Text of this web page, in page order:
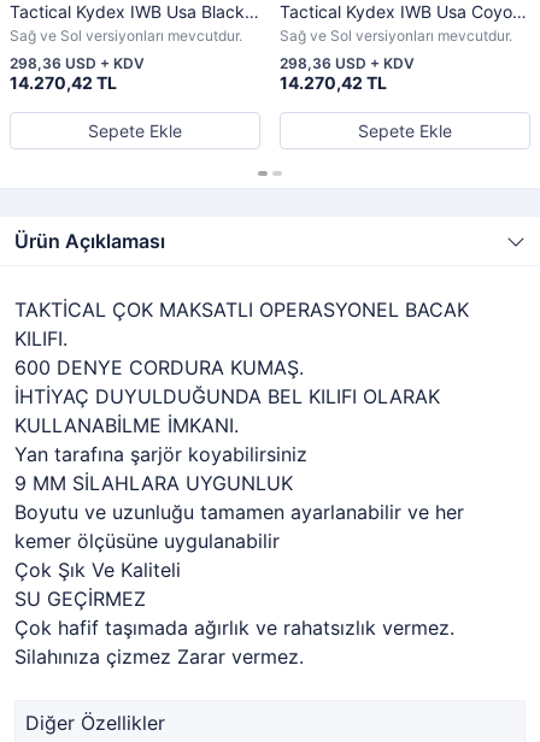
Tactical Kydex IWB Usa Black
İç Kılıf" SİG SAUER ,
Sağ ve Sol versiyonları mevcutdur.
14.270,42 TL
298,36 USD + KDV
Sepete Ekle
Tactical Kydex IWB Usa Coyote
Brown İç Kılıf" SİG SAUER ,
Sağ ve Sol versiyonları mevcutdur.
14.270,42 TL
298,36 USD + KDV
Sepete Ekle
Ürün Açıklaması
TAKTİCAL ÇOK MAKSATLI OPERASYONEL BACAK
KILIFI.
600 DENYE CORDURA KUMAŞ.
İHTİYAÇ DUYULDUĞUNDA BEL KILIFI OLARAK
KULLANABİLME İMKANI.
Yan tarafına şarjör koyabilirsiniz
9 MM SİLAHLARA UYGUNLUK
Boyutu ve uzunluğu tamamen ayarlanabilir ve her
kemer ölçüsüne uygulanabilir
Çok Şık Ve Kaliteli
SU GEÇİRMEZ
Çok hafif taşımada ağırlık ve rahatsızlık vermez.
Silahınıza çizmez Zarar vermez.
Diğer Özellikler